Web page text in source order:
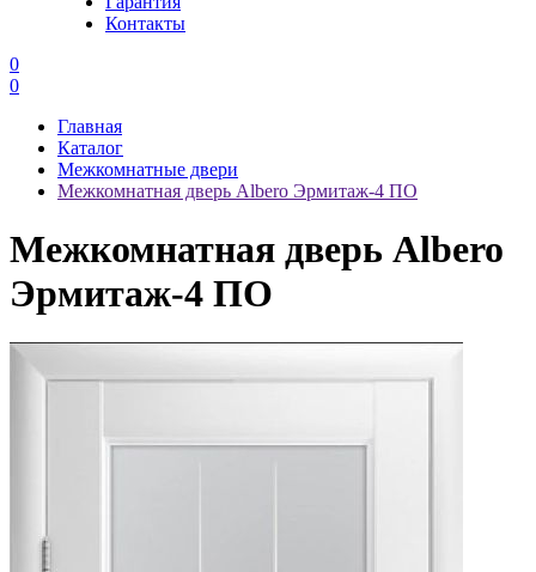
Контакты
0
0
Главная
Каталог
Межкомнатные двери
Межкомнатная дверь Albero Эрмитаж-4 ПО
Межкомнатная дверь Albero
Эрмитаж-4 ПО